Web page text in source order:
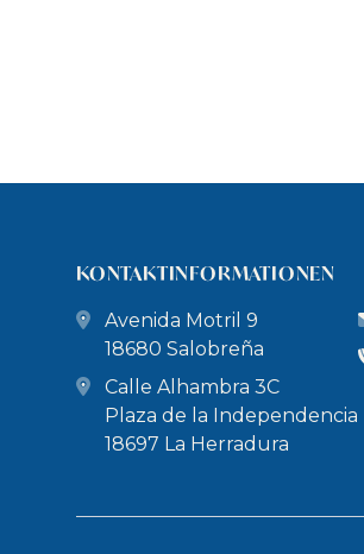
KONTAKTINFORMATIONEN
Avenida Motril 9
18680 Salobreña
Calle Alhambra 3C
Plaza de la Independencia
18697 La Herradura